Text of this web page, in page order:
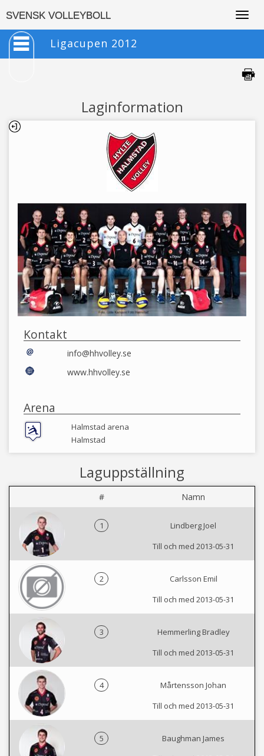
SVENSK VOLLEYBOLL
Ligacupen 2012
Laginformation
Kontakt
info@hhvolley.se
www.hhvolley.se
Arena
Halmstad arena
Halmstad
Laguppställning
# Namn
1
Lindberg Joel
Till och med 2013-05-31
2
Carlsson Emil
Till och med 2013-05-31
3
Hemmerling Bradley
Till och med 2013-05-31
4
Mårtensson Johan
Till och med 2013-05-31
5
Baughman James